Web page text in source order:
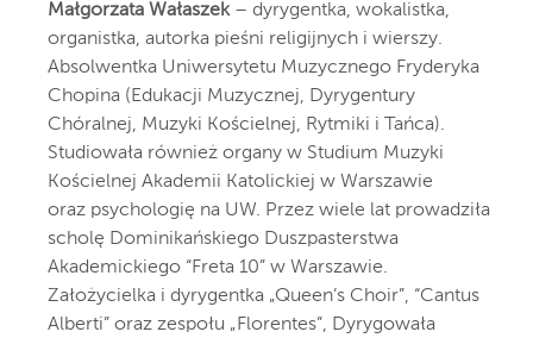
Małgorzata Wałaszek– dyrygentka, wokalistka,
organistka, autorka pieśni religijnych i wierszy.
Absolwentka Uniwersytetu Muzycznego Fryderyka
Chopina (Edukacji Muzycznej, Dyrygentury
Chóralnej, Muzyki Kościelnej, Rytmiki i Tańca).
Studiowała również organy w Studium Muzyki
Kościelnej Akademii Katolickiej w Warszawie
oraz psychologię na UW. Przez wiele lat prowadziła
scholę Dominikańskiego Duszpasterstwa
Akademickiego “Freta 10” w Warszawie.
Założycielka i dyrygentka „Queen’s Choir”, “Cantus
Alberti” oraz zespołu „Florentes”, Dyrygowała